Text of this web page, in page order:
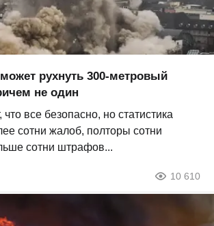
рухнуть 300-метровый
не один
что все безопасно, но статистика
сотни жалоб, полторы сотни
сотни штрафов...
10 610